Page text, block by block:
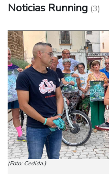
Noticias Running (3)
(Foto: Cedida.)